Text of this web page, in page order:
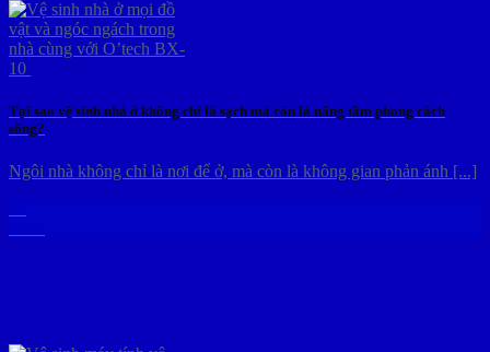
Tại sao vệ sinh nhà ở không chỉ là sạch mà còn là nâng tầm phong cách
sống?
Ngôi nhà không chỉ là nơi để ở, mà còn là không gian phản ánh [...]